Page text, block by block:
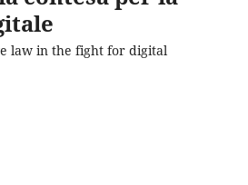
law in the fight for digital